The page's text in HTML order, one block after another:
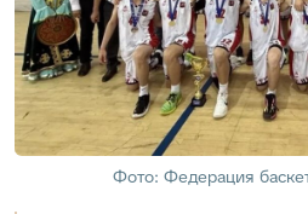
Фото: Федерация